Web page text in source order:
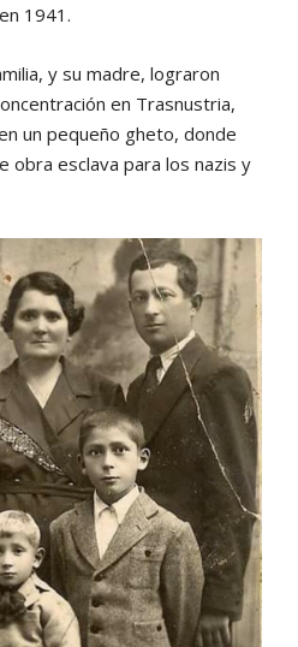
1941.
y su madre, lograron
en Trasnustria,
un pequeño gheto, donde
obra esclava para los nazis y